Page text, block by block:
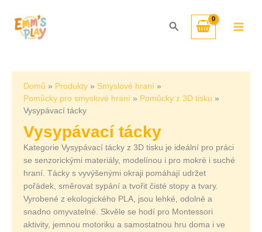
obsah
Hledat
Domů Produkty
Smyslové hraní
Pomůcky pro smyslové hraní
Pomůcky z 3D tisku
Vysypávací tácky
Vysypávací tácky
Kategorie Vysypávací tácky z 3D tisku je ideální pro práci
se senzorickými materiály, modelínou i pro mokré i suché
hraní. Tácky s vyvýšenými okraji pomáhají udržet
pořádek, směrovat sypání a tvořit čisté stopy a tvary.
Vyrobené z ekologického PLA, jsou lehké, odolné a
snadno omyvatelné. Skvěle se hodí pro Montessori
aktivity, jemnou motoriku a samostatnou hru doma i ve